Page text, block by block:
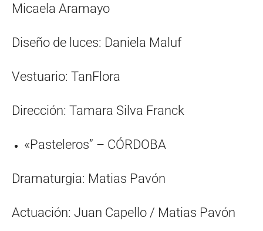
Micaela Aramayo
Diseño de luces: Daniela Maluf
Vestuario: TanFlora
Dirección: Tamara Silva Franck
«Pasteleros” – CÓRDOBA
Dramaturgia: Matias Pavón
Actuación: Juan Capello / Matias Pavón